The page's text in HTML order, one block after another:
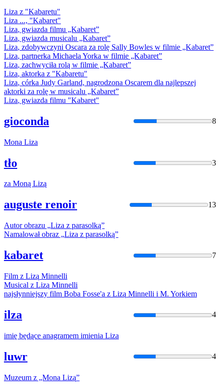
Liza z "Kabaretu"
Liza ..., "Kabaret"
Liza, gwiazda filmu „Kabaret”
Liza, gwiazda musicalu „Kabaret”
Liza, zdobywczyni Oscara za rolę Sally Bowles w filmie „Kabaret”
Liza, partnerka Michaela Yorka w filmie „Kabaret”
Liza, zachwyciła rolą w filmie „Kabaret”
Liza, aktorka z "Kabaretu"
Liza, córka Judy Garland, nagrodzona Oscarem dla najlepszej
aktorki za rolę w musicalu „Kabaret”
Liza, gwiazda filmu "Kabaret"
gioconda 8
Mona Liza
tło 3
za Moną Lizą
auguste renoir 13
Autor obrazu „Liza z parasolką”
Namalował obraz „Liza z parasolką”
kabaret 7
Film z Lizą Minnelli
Musical z Lizą Minnelli
najsłynniejszy film Boba Fosse'a z Lizą Minnelli i M. Yorkiem
ilza 4
imię będące anagramem imienia Liza
luwr 4
Muzeum z „Mona Lizą”